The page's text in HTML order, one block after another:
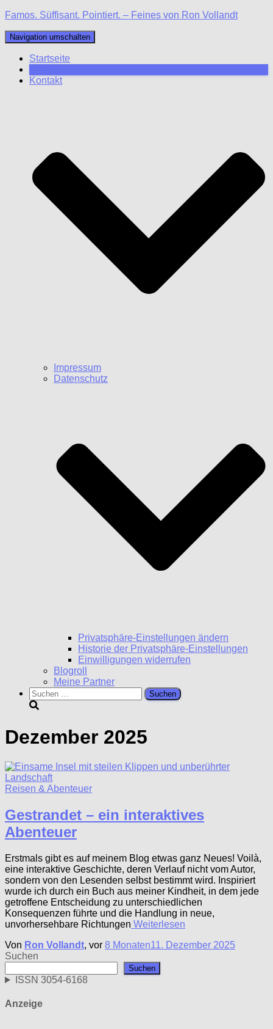
Famos. Süffisant. Pointiert. – Feines von Ron Vollandt
Navigation umschalten
Startseite
Kontakt
Impressum
Datenschutz
Privatsphäre-Einstellungen ändern
Historie der Privatsphäre-Einstellungen
Einwilligungen widerrufen
Blogroll
Meine Partner
Suchen
nach:
Dezember 2025
Reisen & Abenteuer
Gestrandet – ein interaktives
Abenteuer
Erstmals gibt es auf meinem Blog etwas ganz Neues! Voilà,
eine interaktive Geschichte, deren Verlauf nicht vom Autor,
sondern von den Lesenden selbst bestimmt wird. Inspiriert
wurde ich durch ein Buch aus meiner Kindheit, in dem jede
getroffene Entscheidung zu unterschiedlichen
Konsequenzen führte und die Handlung in neue,
unvorhersehbare Richtungen Weiterlesen
Von Ron Vollandt, vor 8 Monaten11. Dezember 2025
Suchen
Suchen
ISSN 3054-6168
Anzeige